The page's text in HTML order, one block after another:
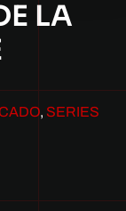
LA
, SERIES